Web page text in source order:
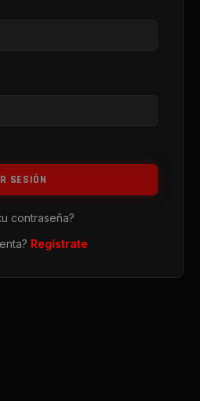
SESIÓN
contraseña?
Regístrate